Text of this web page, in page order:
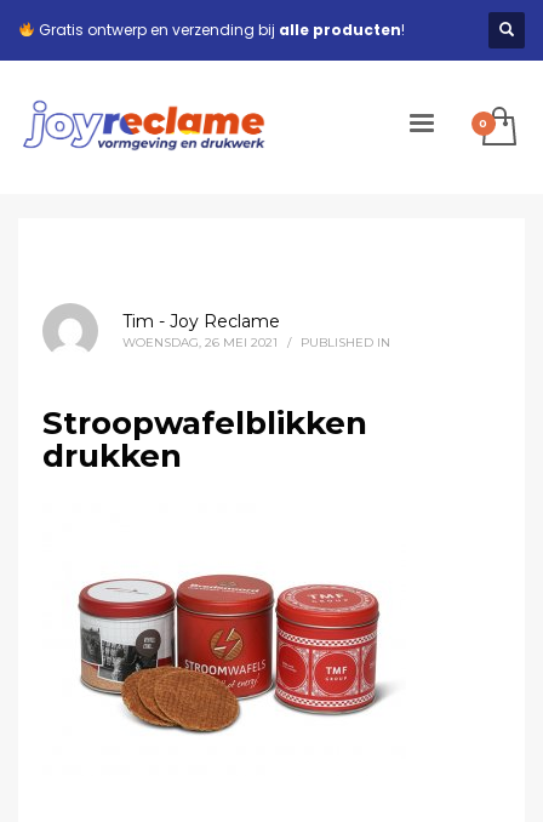
Gratis ontwerp en verzending bij alle producten!
Tim - Joy Reclame
WOENSDAG, 26 MEI 2021 / PUBLISHED IN
Stroopwafelblikken
drukken